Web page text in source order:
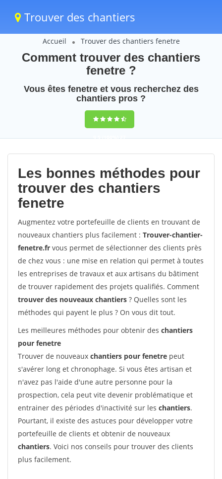
Trouver des chantiers
Accueil Trouver des chantiers fenetre
Comment trouver des chantiers
fenetre ?
Vous êtes fenetre et vous recherchez des
chantiers pros ?
9,5(100%)27
votes
Les bonnes méthodes pour
trouver des chantiers
fenetre
Augmentez votre portefeuille de clients en trouvant de
nouveaux chantiers plus facilement : Trouver-chantier-
fenetre.fr vous permet de sélectionner des clients près
de chez vous : une mise en relation qui permet à toutes
les entreprises de travaux et aux artisans du bâtiment
de trouver rapidement des projets qualifiés. Comment
trouver des nouveaux chantiers ? Quelles sont les
méthodes qui payent le plus ? On vous dit tout.
Les meilleures méthodes pour obtenir des chantiers
pour fenetre
Trouver de nouveaux chantiers pour fenetre peut
s'avérer long et chronophage. Si vous êtes artisan et
n'avez pas l'aide d'une autre personne pour la
prospection, cela peut vite devenir problématique et
entrainer des périodes d'inactivité sur les chantiers.
Pourtant, il existe des astuces pour développer votre
portefeuille de clients et obtenir de nouveaux
chantiers. Voici nos conseils pour trouver des clients
plus facilement.